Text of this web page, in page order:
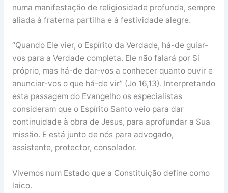
numa manifestação de religiosidade profunda, sempre
aliada à fraterna partilha e à festividade alegre.
“Quando Ele vier, o Espírito da Verdade, há-de guiar-
vos para a Verdade completa. Ele não falará por Si
próprio, mas há-de dar-vos a conhecer quanto ouvir e
anunciar-vos o que há-de vir” (Jo 16,13). Interpretando
esta passagem do Evangelho os especialistas
consideram que o Espírito Santo veio para dar
continuidade à obra de Jesus, para aprofundar a Sua
missão. E está junto de nós para advogado,
assistente, protector, consolador.
Vivemos num Estado que a Constituição define como
laico.